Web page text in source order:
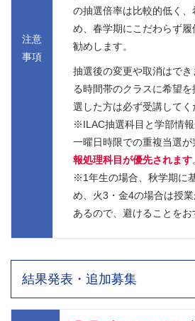
注意
事項
の抽選倍率は比較的低く
め、春学期にこだわらず
勧めします。
抽選後の変更や取消はで
る時間帯のクラスに希望
選した方は必ず受講してく
※ILAC抽選科目と学部情
一曜日時限での重複当選が
報処理科目が優先されます
※1年生の場合、秋学期に
め、火3・金4の場合は授
あるので、避けることを
結果発表・追加募集